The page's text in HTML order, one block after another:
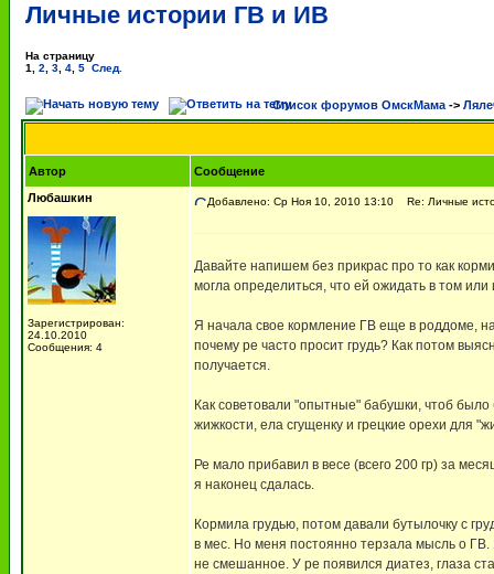
Личные истории ГВ и ИВ
На страницу
1
2 3 4 5 След.
Список форумов ОмскМама ->
Автор
Сообщение
Любашкин
Зарегистрирован:
24.10.2010
Сообщения: 4
Добавлено: Ср Ноя 10, 2010 13:10 Re: Личные
Давайте напишем без прикрас про то как
могла определиться, что ей ожидать в том
Я начала свое кормление ГВ еще в роддоме,
почему ре часто просит грудь? Как потом
получается.
Как советовали "опытные" бабушки, чтоб
жижкости, ела сгущенку и грецкие орехи для
Ре мало прибавил в весе (всего 200 гр) за
я наконец сдалась.
Кормила грудью, потом давали бутылочку с
в мес. Но меня постоянно терзала мысль о
не смешанное. У ре появился диатез, глаза